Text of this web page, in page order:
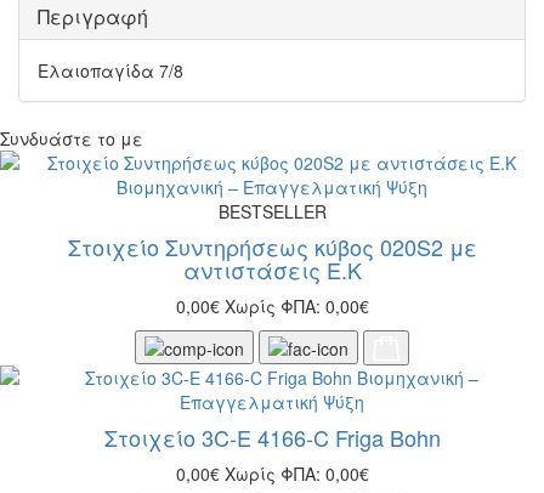
Περιγραφή
Ελαιοπαγίδα 7/8
Συνδυάστε το με
BESTSELLER
Στοιχείο Συντηρήσεως κύβος 020S2 με
αντιστάσεις Ε.Κ
0,00€ Χωρίς ΦΠΑ: 0,00€
Στοιχείο 3C-Ε 4166-C Friga Bohn
0,00€ Χωρίς ΦΠΑ: 0,00€